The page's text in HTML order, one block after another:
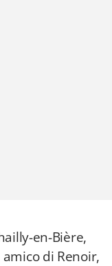
en-Bière,
di Renoir,